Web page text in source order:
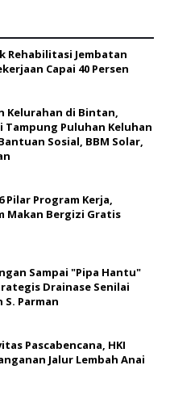
Rehabilitasi Jembatan
Capai 40 Persen
Kelurahan di Bintan,
Tampung Puluhan Keluhan
Sosial, BBM Solar,
Pilar Program Kerja,
Makan Bergizi Gratis
Sampai "Pipa Hantu"
Drainase Senilai
S. Parman
Pascabencana, HKI
Jalur Lembah Anai